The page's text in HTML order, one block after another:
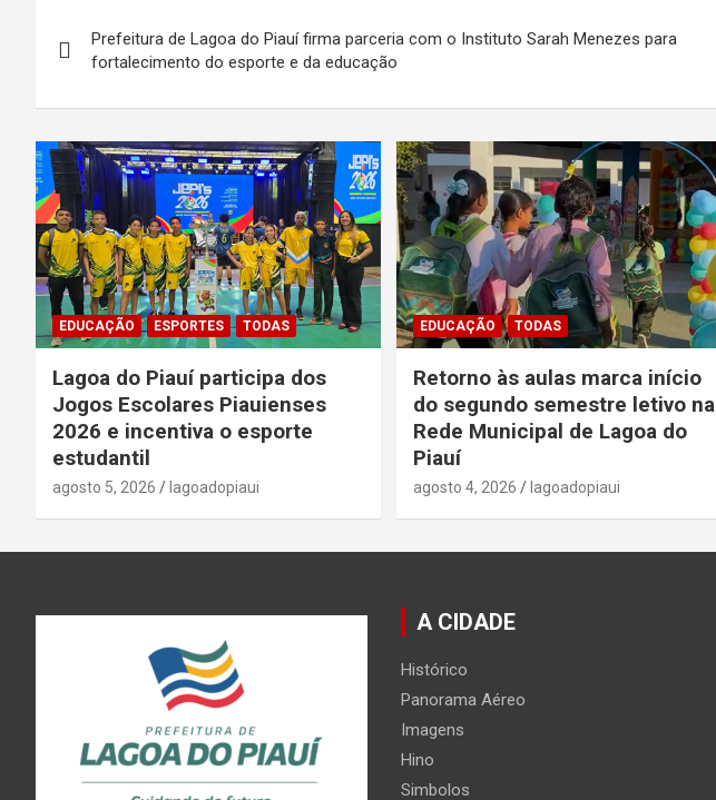
de
Post
Prefeitura de Lagoa do Piauí firma parceria com o Instituto Sarah Menezes para
fortalecimento do esporte e da educação
EDUCAÇÃO ESPORTES TODAS
Lagoa do Piauí participa dos
Jogos Escolares Piauienses
2026 e incentiva o esporte
estudantil
agosto 5, 2026 lagoadopiaui
EDUCAÇÃO TODAS
Retorno às aulas marca início
do segundo semestre letivo na
Rede Municipal de Lagoa do
Piauí
agosto 4, 2026 lagoadopiaui
A CIDADE
Histórico
Panorama Aéreo
Imagens
Hino
Simbolos